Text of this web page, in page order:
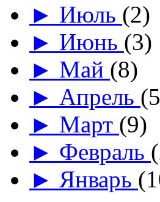
► Июль (2)
► Июнь (3)
► Май (8)
► Апрель
► Март (9)
► Февраль
► Январь